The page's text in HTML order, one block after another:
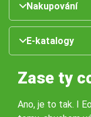
Nakupování
E-katalogy
Zase ty
Ano, je to tak. I